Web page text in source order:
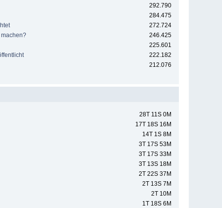
292.790
284.475
272.724
246.425
225.601
222.182
212.076
28T 11S 0M
17T 18S 16M
14T 1S 8M
3T 17S 53M
3T 17S 33M
3T 13S 18M
2T 22S 37M
2T 13S 7M
2T 10M
1T 18S 6M